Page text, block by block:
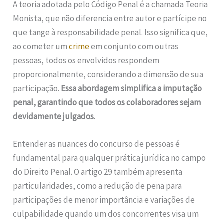
A teoria adotada pelo Código Penal é a chamada Teoria
Monista, que não diferencia entre autor e partícipe no
que tange à responsabilidade penal. Isso significa que,
ao cometer umcrimeem conjunto com outras
pessoas, todos os envolvidos respondem
proporcionalmente, considerando a dimensão de sua
participação. Essa abordagem simplifica a imputação
penal, garantindo que todos os colaboradores sejam
devidamente julgados.
Entender as nuances do concurso de pessoas é
fundamental para qualquer prática jurídica no campo
do Direito Penal. O artigo 29 também apresenta
particularidades, como a redução de pena para
participações de menor importância e variações de
culpabilidade quando um dos concorrentes visa um